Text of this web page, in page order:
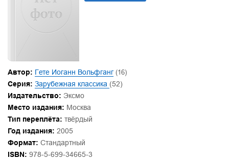
Автор: Гете Иоганн Вольфганг (16)
Серия: Зарубежная классика (52)
Издательство: Эксмо
Место издания: Москва
Тип переплёта: твёрдый
Год издания: 2005
Формат: Стандартный
ISBN: 978-5-699-34665-3